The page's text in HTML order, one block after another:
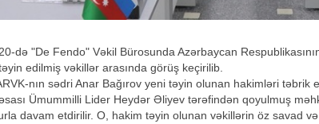
də "De Fendo" Vəkil Bürosunda Azərbaycan
edilmiş vəkillər arasında görüş keçirilib.
nın sədri Anar Bağırov yeni təyin olunan hakimləri
Ümummilli Lider Heydər Əliyev tərəfindən qoyulmuş
davam etdirilir. O, hakim təyin olunan vəkillərin öz savad